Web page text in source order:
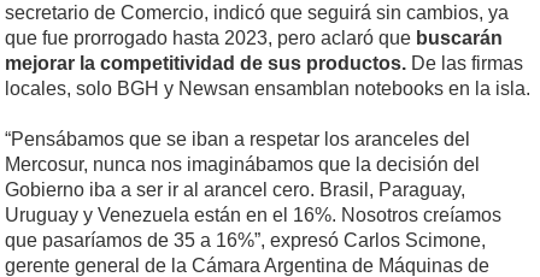
secretario de Comercio, indicó que seguirá sin cambios, ya
que fue prorrogado hasta 2023, pero aclaró que buscarán
mejorar la competitividad de sus productos. De las firmas
locales, solo BGH y Newsan ensamblan notebooks en la isla.
“Pensábamos que se iban a respetar los aranceles del
Mercosur, nunca nos imaginábamos que la decisión del
Gobierno iba a ser ir al arancel cero. Brasil, Paraguay,
Uruguay y Venezuela están en el 16%. Nosotros creíamos
que pasaríamos de 35 a 16%”, expresó Carlos Scimone,
gerente general de la Cámara Argentina de Máquinas de